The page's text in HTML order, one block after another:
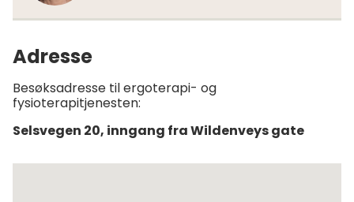
Adresse
Besøksadresse til ergoterapi- og
fysioterapitjenesten:
Selsvegen 20, inngang fra Wildenveys gate